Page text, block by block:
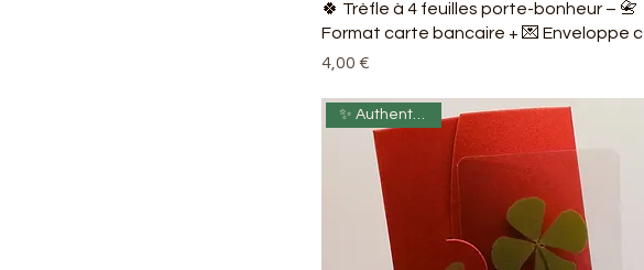
🍀 Trèfle à 4 feuilles porte-bonheur – 📇
Format carte bancaire + 💌 Enveloppe c
Prix
4,00 €
✨ Authenticité 🌿